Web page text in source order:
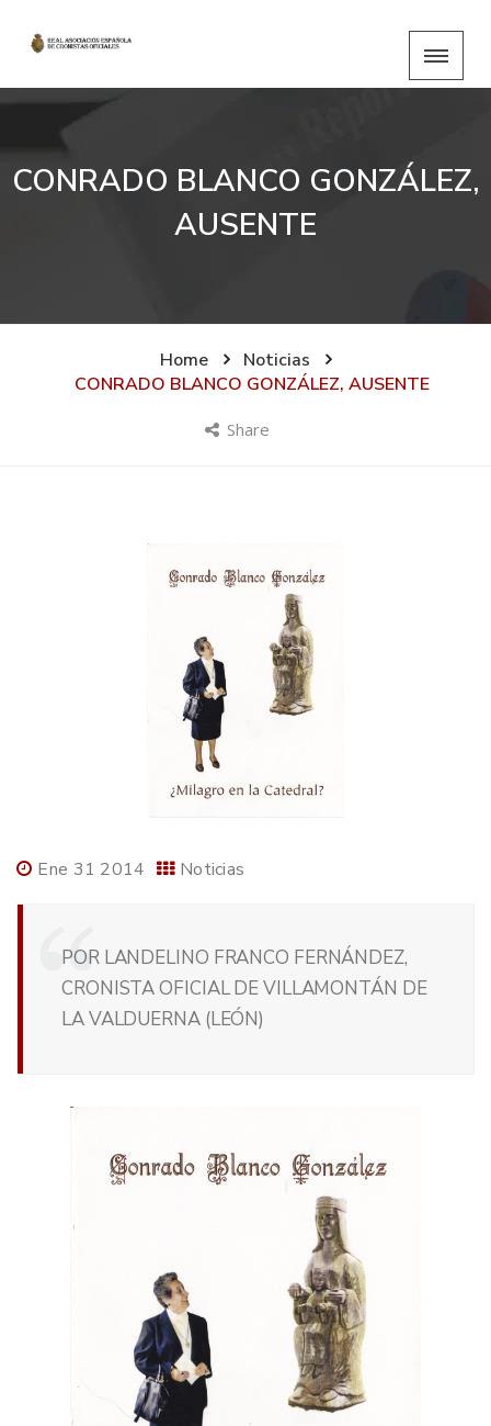
CONRADO BLANCO GONZÁLEZ,
AUSENTE
Home
Noticias
CONRADO BLANCO GONZÁLEZ, AUSENTE
Share
Ene 31 2014 Noticias
POR LANDELINO FRANCO FERNÁNDEZ,
CRONISTA OFICIAL DE VILLAMONTÁN DE
LA VALDUERNA (LEÓN)